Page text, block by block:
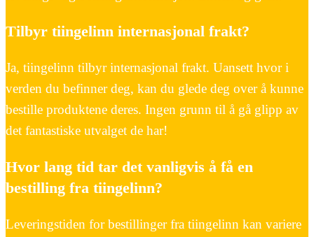
Tilbyr tiingelinn internasjonal frakt?
Ja, tiingelinn tilbyr internasjonal frakt. Uansett hvor i
verden du befinner deg, kan du glede deg over å kunne
bestille produktene deres. Ingen grunn til å gå glipp av
det fantastiske utvalget de har!
Hvor lang tid tar det vanligvis å få en
bestilling fra tiingelinn?
Leveringstiden for bestillinger fra tiingelinn kan variere